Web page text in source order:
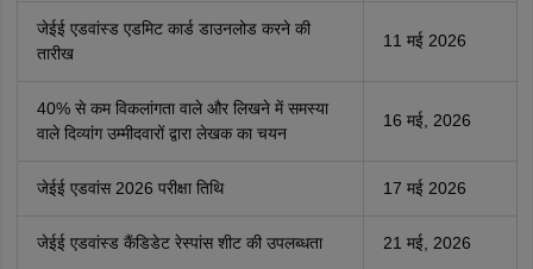
जेईई एडवांस्ड एडमिट कार्ड डाउनलोड करने की
तारीख
11 मई 2026
40% से कम विकलांगता वाले और लिखने में समस्या
वाले दिव्यांग उम्मीदवारों द्वारा लेखक का चयन
16 मई, 2026
जेईई एडवांस 2026 परीक्षा तिथि 17 मई 2026
जेईई एडवांस्ड कैंडिडेट रेस्पांस शीट की उपलब्धता 21 मई, 2026